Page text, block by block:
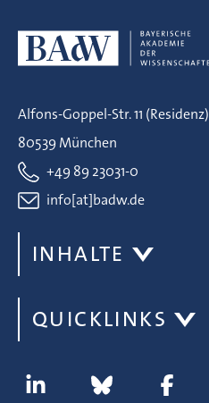
Alfons-Goppel-Str. 11 (Residenz)
80539 München
+49 89 23031-0
info[at]badw.de
INHALTE
QUICKLINKS